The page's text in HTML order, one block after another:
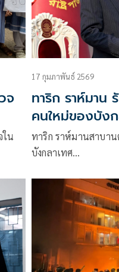
จ
น
17 กุมภาพันธ์ 2569
ทาริก ราห์มาน
คนใหม่ของบัง
ทาริก ราห์มานสาบา
บังกลาเทศ…